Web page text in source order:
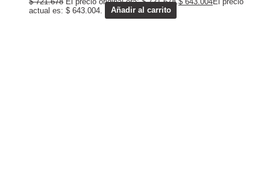
actual es: $ 643.004.
Añadir al carrito